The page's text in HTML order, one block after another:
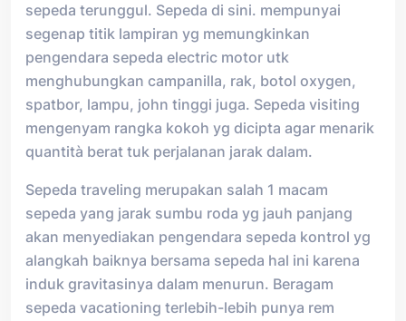
sepeda terunggul. Sepeda di sini. mempunyai
segenap titik lampiran yg memungkinkan
pengendara sepeda electric motor utk
menghubungkan campanilla, rak, botol oxygen,
spatbor, lampu, john tinggi juga. Sepeda visiting
mengenyam rangka kokoh yg dicipta agar menarik
quantità berat tuk perjalanan jarak dalam.
Sepeda traveling merupakan salah 1 macam
sepeda yang jarak sumbu roda yg jauh panjang
akan menyediakan pengendara sepeda kontrol yg
alangkah baiknya bersama sepeda hal ini karena
induk gravitasinya dalam menurun. Beragam
sepeda vacationing terlebih-lebih punya rem